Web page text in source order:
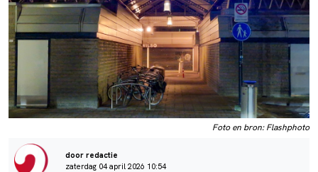
Foto en bron: Flashphoto
door redactie
zaterdag 04 april 2026 10:54